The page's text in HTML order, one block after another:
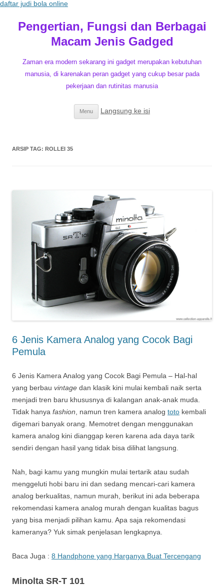
daftar judi bola online
Pengertian, Fungsi dan Berbagai
Macam Jenis Gadged
Zaman era modern sekarang ini gadget merupakan kebutuhan
manusia, di karenakan peran gadget yang cukup besar pada
pekerjaan dan rutinitas manusia
Menu Langsung ke isi
ARSIP TAG: ROLLEI 35
6 Jenis Kamera Analog yang Cocok Bagi
Pemula
6 Jenis Kamera Analog yang Cocok Bagi Pemula – Hal-hal
yang berbau vintage dan klasik kini mulai kembali naik serta
menjadi tren baru khususnya di kalangan anak-anak muda.
Tidak hanya fashion, namun tren kamera analog toto kembali
digemari banyak orang. Memotret dengan menggunakan
kamera analog kini dianggap keren karena ada daya tarik
sendiri dengan hasil yang tidak bisa dilihat langsung.
Nah, bagi kamu yang mungkin mulai tertarik atau sudah
menggeluti hobi baru ini dan sedang mencari-cari kamera
analog berkualitas, namun murah, berikut ini ada beberapa
rekomendasi kamera analog murah dengan kualitas bagus
yang bisa menjadi pilihan kamu. Apa saja rekomendasi
kameranya? Yuk simak penjelasan lengkapnya.
Baca Juga : 8 Handphone yang Harganya Buat Tercengang
Minolta SR-T 101